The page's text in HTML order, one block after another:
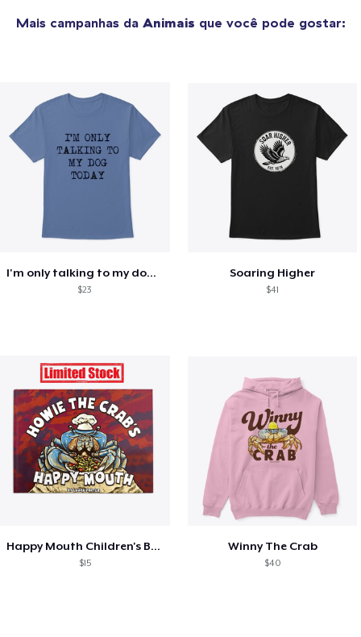
Mais campanhas da Animais que você pode gostar:
I'm only talking to my dog today
$23
Soaring Higher
$41
Happy Mouth Children's Book
$15
Winny The Crab
$40